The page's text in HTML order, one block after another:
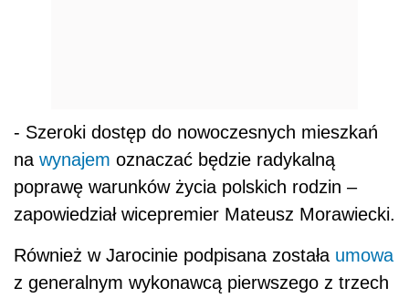
- Szeroki dostęp do nowoczesnych mieszkań
na wynajem oznaczać będzie radykalną
poprawę warunków życia polskich rodzin –
zapowiedział wicepremier Mateusz Morawiecki.
Również w Jarocinie podpisana została umowa
z generalnym wykonawcą pierwszego z trzech